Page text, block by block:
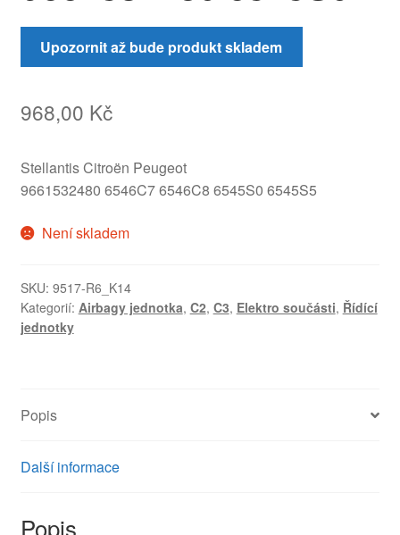
Upozornit až bude produkt skladem
968,00 Kč
Stellantis Citroën Peugeot
9661532480 6546C7 6546C8 6545S0 6545S5
Není skladem
SKU: 9517-R6_K14
Kategorií: Airbagy jednotka, C2, C3, Elektro součásti, Řídící
jednotky
Popis
Další informace
Popis